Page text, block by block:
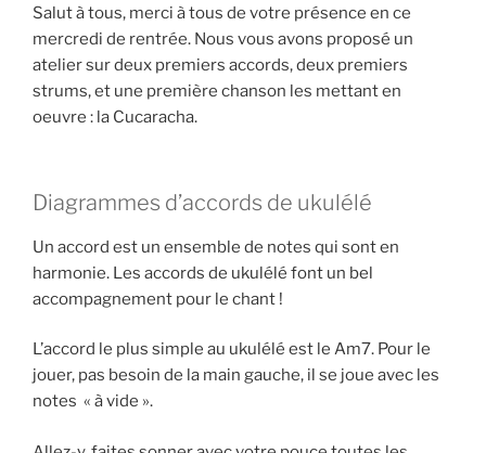
Salut à tous, merci à tous de votre présence en ce
mercredi de rentrée. Nous vous avons proposé un
atelier sur deux premiers accords, deux premiers
strums, et une première chanson les mettant en
oeuvre : la Cucaracha.
Diagrammes d’accords de ukulélé
Un accord est un ensemble de notes qui sont en
harmonie. Les accords de ukulélé font un bel
accompagnement pour le chant !
L’accord le plus simple au ukulélé est le Am7. Pour le
jouer, pas besoin de la main gauche, il se joue avec les
notes « à vide ».